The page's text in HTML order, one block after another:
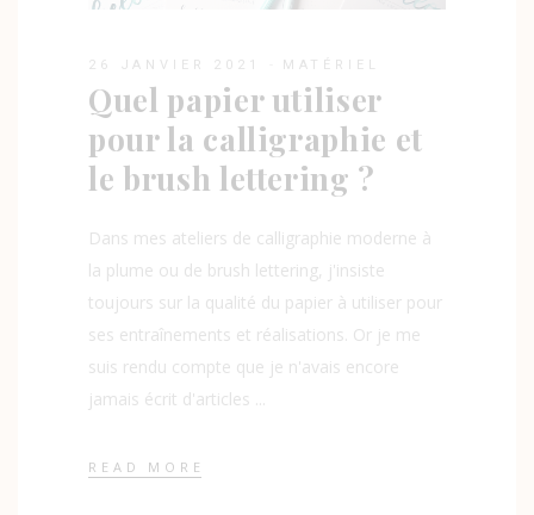
26 JANVIER 2021 MATÉRIEL
Quel papier utiliser
pour la calligraphie et
le brush lettering ?
Dans mes ateliers de calligraphie moderne à
la plume ou de brush lettering, j'insiste
toujours sur la qualité du papier à utiliser pour
ses entraînements et réalisations. Or je me
suis rendu compte que je n'avais encore
jamais écrit d'articles
READ MORE